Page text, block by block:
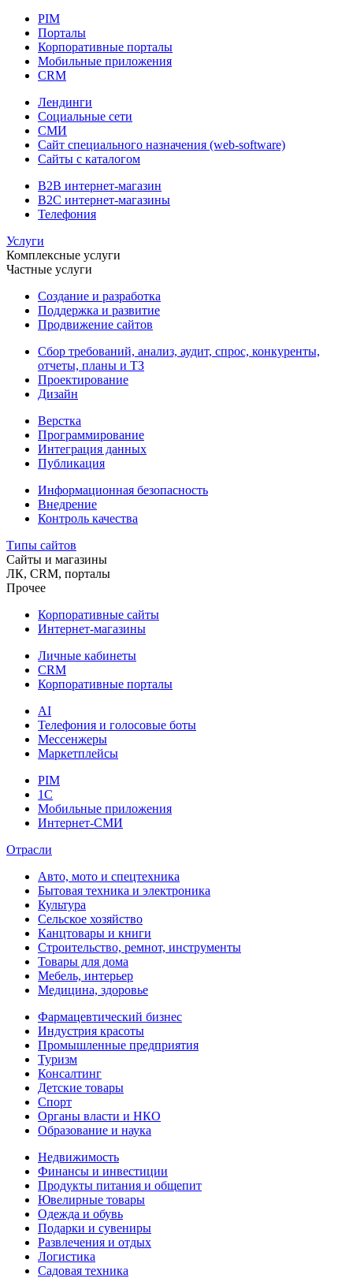
PIM
Порталы
Корпоративные порталы
Мобильные приложения
CRM
Лендинги
Социальные сети
СМИ
Сайт специального назначения (web-software)
Сайты с каталогом
B2B интернет-магазин
B2C интернет-магазины
Телефония
Услуги
Комплексные услуги
Частные услуги
Создание и разработка
Поддержка и развитие
Продвижение сайтов
Сбор требований, анализ, аудит, спрос, конкуренты,
отчеты, планы и ТЗ
Проектирование
Дизайн
Верстка
Программирование
Интеграция данных
Публикация
Информационная безопасность
Внедрение
Контроль качества
Типы сайтов
Сайты и магазины
ЛК, CRM, порталы
Прочее
Корпоративные сайты
Интернет-магазины
Личные кабинеты
CRM
Корпоративные порталы
AI
Телефония и голосовые боты
Мессенжеры
Маркетплейсы
PIM
1C
Мобильные приложения
Интернет-СМИ
Отрасли
Авто, мото и спецтехника
Бытовая техника и электроника
Культура
Сельское хозяйство
Канцтовары и книги
Строительство, ремнот, инструменты
Товары для дома
Мебель, интерьер
Медицина, здоровье
Фармацевтический бизнес
Индустрия красоты
Промышленные предприятия
Туризм
Консалтинг
Детские товары
Спорт
Органы власти и НКО
Образование и наука
Недвижимость
Финансы и инвестиции
Продукты питания и общепит
Ювелирные товары
Одежда и обувь
Подарки и сувениры
Развлечения и отдых
Логистика
Садовая техника